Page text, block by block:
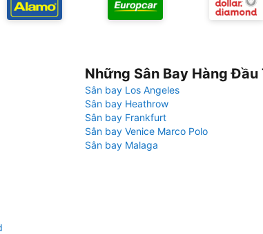
Những Sân Bay Hàng Đầu
Sân bay Los Angeles
Sân bay Heathrow
Sân bay Frankfurt
Sân bay Venice Marco Polo
Sân bay Malaga